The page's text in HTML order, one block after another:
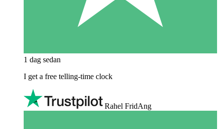
1 dag sedan
I get a free telling-time clock
Rahel FridAng